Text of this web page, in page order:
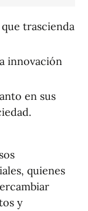
que trascienda
innovación
en sus
quienes
y